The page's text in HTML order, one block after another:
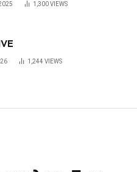
1,300VIEWS
1,244 VIEWS